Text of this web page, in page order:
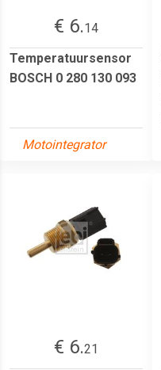
€ 6.14
Temperatuursensor
BOSCH 0 280 130 093
Motointegrator
€ 6.21